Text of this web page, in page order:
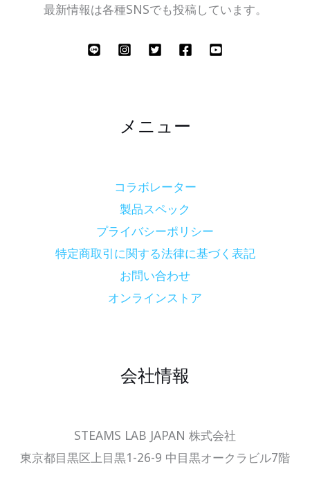
最新情報は各種SNSでも投稿しています。
メニュー
コラボレーター
製品スペック
プライバシーポリシー
特定商取引に関する法律に基づく表記
お問い合わせ
オンラインストア
会社情報
STEAMS LAB JAPAN 株式会社
東京都目黒区上目黒1-26-9 中目黒オークラビル7階